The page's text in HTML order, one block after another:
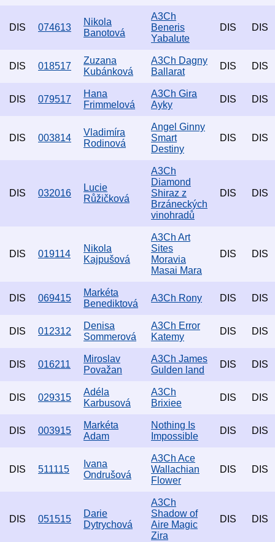
DIS 074613
Nikola
Banotová
A3Ch
Beneris
Yabalute
DIS DIS
DIS 018517
Zuzana
Kubánková
A3Ch Dagny
Ballarat
DIS DIS
DIS 079517
Hana
Frimmelová
A3Ch Gira
Ayky
DIS DIS
DIS 003814
Vladimíra
Rodinová
Angel Ginny
Smart
Destiny
DIS DIS
DIS 032016
Lucie
Růžičková
A3Ch
Diamond
Shiraz z
Brzáneckých
vinohradů
DIS DIS
DIS 019114
Nikola
Kajpušová
A3Ch Art
Sites
Moravia
Masai Mara
DIS DIS
DIS 069415
Markéta
Benediktová
A3Ch Rony DIS DIS
DIS 012312
Denisa
Sommerová
A3Ch Error
Katemy
DIS DIS
DIS 016211
Miroslav
Považan
A3Ch James
Gulden land
DIS DIS
DIS 029315
Adéla
Karbusová
A3Ch
Brixiee
DIS DIS
DIS 003915
Markéta
Adam
Nothing Is
Impossible
DIS DIS
DIS 511115
Ivana
Ondrušová
A3Ch Ace
Wallachian
Flower
DIS DIS
DIS 051515
Darie
Dytrychová
A3Ch
Shadow of
Aire Magic
Zira
DIS DIS